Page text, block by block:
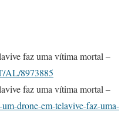
faz uma vítima mortal –
AL/8973885
faz uma vítima mortal –
drone-em-telavive-faz-uma-